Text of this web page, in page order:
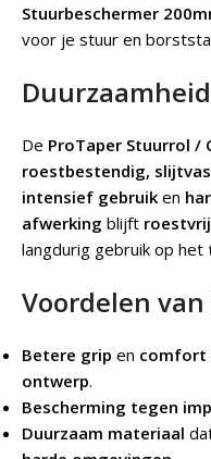
Stuurbeschermer
voor je stuur en
De ProTaper Stuurrol /
roestbestendig,
intensief gebruik en
afwerking blijft roestvrij
langdurig gebruik op het
Voordelen
Betere grip en comfort
ontwerp.
Bescherming tegen
Duurzaam materiaal